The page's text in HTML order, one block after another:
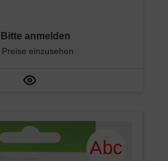
Bitte anmelden
Preise einzusehen